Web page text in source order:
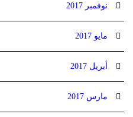
نوفمبر 2017
مايو 2017
أبريل 2017
مارس 2017